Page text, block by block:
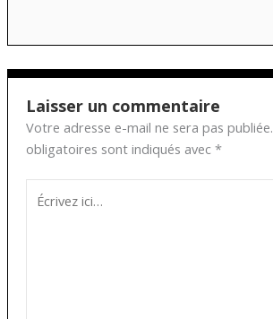
Laisser un commentaire
Votre adresse e-mail ne sera pas publiée.
obligatoires sont indiqués avec *
Écrivez
ici…